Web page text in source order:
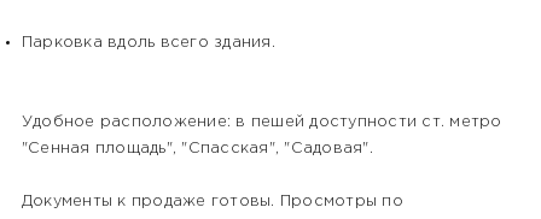
Парковка вдоль всего здания.
Удобное расположение: в пешей доступности ст. метро
"Сенная площадь", "Спасская", "Садовая".
Документы к продаже готовы. Просмотры по